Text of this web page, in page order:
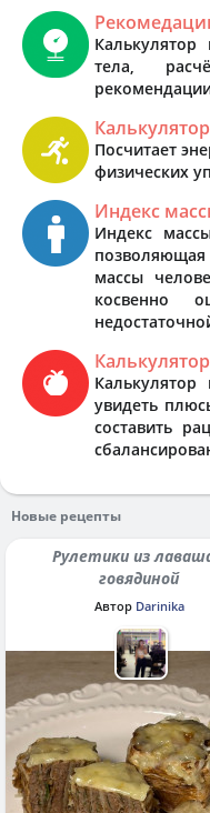
Калькулятор
тела,
Посчитает
физических
Индекс
Индекс
позволяющая
массы
косвенно
увидеть
составить
Новые рецепты
Рулетики из лаваша с
говядиной
Автор Darinika